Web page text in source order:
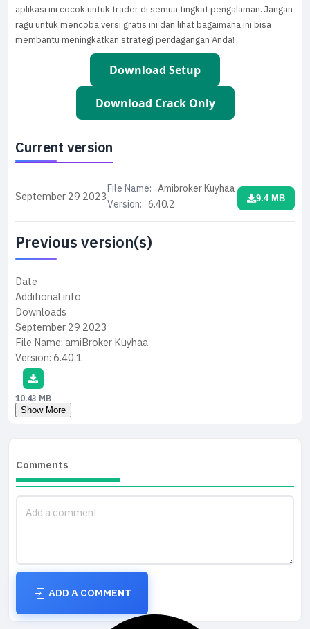
aplikasi ini cocok untuk trader di semua tingkat pengalaman. Jangan
ragu untuk mencoba versi gratis ini dan lihat bagaimana ini bisa
membantu meningkatkan strategi perdagangan Anda!
Download Setup
Download Crack Only
Current version
September 29 2023
File Name: Amibroker Kuyhaa
Version: 6.40.2 9.4 MB
Previous version(s)
Date
Additional info
Downloads
September 29 2023
File Name:amiBroker Kuyhaa
Version:6.40.1
10.43 MB
Show More
Comments
ADD A COMMENT